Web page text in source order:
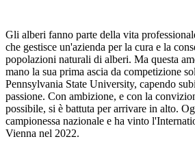
Gli alberi fanno parte della vita
che gestisce un'azienda per la cura e la
popolazioni naturali di alberi. Ma questa
mano la sua prima ascia da competizione
Pennsylvania State University, capendo
passione. Con ambizione, e con la
possibile, si è battuta per arrivare in alto.
campionessa nazionale e ha vinto
Vienna nel 2022.